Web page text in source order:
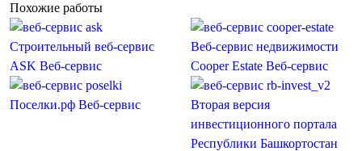
Похожие работы
Строительный веб-сервис
ASK Веб-сервис
Веб-сервис недвижимости
Cooper Estate Веб-сервис
Поселки.рф Веб-сервис
Вторая версия
инвестиционного портала
Республики Башкортостан